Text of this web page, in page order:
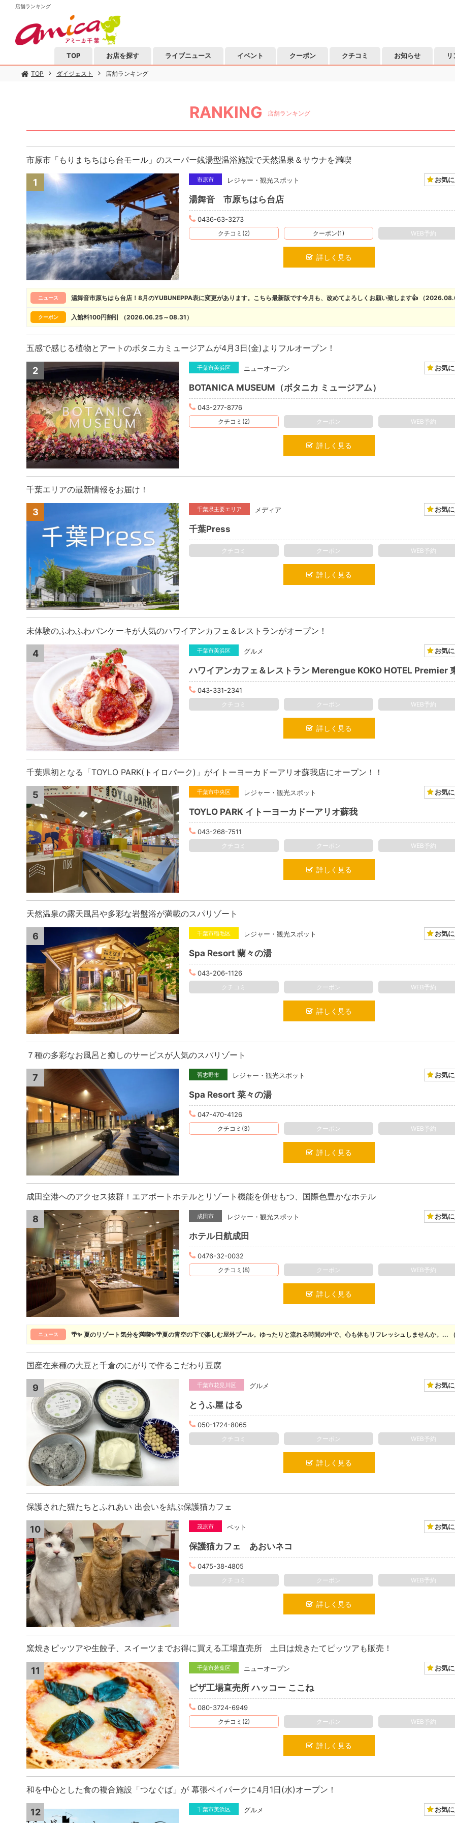
店舗ランキング
TOP お店を探す ライブニュース イベント クーポン クチコミ お知らせ
TOP ダイジェスト 店舗ランキング
RANKING 店舗ランキング
市原市「もりまちちはら台モール」のスーパー銭湯型温浴施設で天然温泉＆サウナを満喫
1 市原市 レジャー・観光スポット お気
湯舞音 市原ちはら台店
0436-63-3273
クチコミ(2) クーポン(1) WEB予約
詳しく見る
ニュース 湯舞音市原ちはら台店！8月のYUBUNEPPA表に変更があります。こちら最新版です今月も、改めてよろしくお願い致します👍 （
クーポン 入館料100円割引 （2026.06.25～08.31）
五感で感じる植物とアートのボタニカミュージアムが4月3日(金)よりフルオープン！
2 千葉市美浜区 ニューオープン お気
BOTANICA MUSEUM（ボタニカ ミュージアム）
043-277-8776
クチコミ(2) クーポン WEB予約
詳しく見る
千葉エリアの最新情報をお届け！
3 千葉県主要エリア メディア お気
千葉Press
クチコミ クーポン WEB予約
詳しく見る
未体験のふわふわパンケーキが人気のハワイアンカフェ＆レストランがオープン！
4 千葉市美浜区 グルメ お気
043-331-2341
クチコミ クーポン WEB予約
詳しく見る
千葉県初となる「TOYLO PARK(トイロパーク)」がイトーヨーカドーアリオ蘇我店にオープン！！
5 千葉市中央区 レジャー・観光スポット お気
TOYLO PARK イトーヨーカドーアリオ蘇我
043-268-7511
クチコミ クーポン WEB予約
詳しく見る
天然温泉の露天風呂や多彩な岩盤浴が満載のスパリゾート
6 千葉市稲毛区 レジャー・観光スポット お気
Spa Resort 蘭々の湯
043-206-1126
クチコミ クーポン WEB予約
詳しく見る
７種の多彩なお風呂と癒しのサービスが人気のスパリゾート
7 習志野市 レジャー・観光スポット お気
Spa Resort 菜々の湯
047-470-4126
クチコミ(3) クーポン WEB予約
詳しく見る
成田空港へのアクセス抜群！エアポートホテルとリゾート機能を併せもつ、国際色豊かなホテル
8 成田市 レジャー・観光スポット お気
ホテル日航成田
0476-32-0032
クチコミ(8) クーポン WEB予約
詳しく見る
ニュース 🌴✨ 夏のリゾート気分を満喫✨🌴夏の青空の下で楽しむ屋外プール。ゆったりと流れる時間の中で、心も体もリフレッシュしませんか。...
国産在来種の大豆と千倉のにがりで作るこだわり豆腐
9 千葉市花見川区 グルメ お気
とうふ屋 はる
050-1724-8065
クチコミ クーポン WEB予約
詳しく見る
保護された猫たちとふれあい 出会いを結ぶ保護猫カフェ
10 茂原市 ペット お気
保護猫カフェ あおいネコ
0475-38-4805
クチコミ クーポン WEB予約
詳しく見る
窯焼きピッツアや生餃子、スイーツまでお得に買える工場直売所 土日は焼きたてピッツアも販売！
11 千葉市若葉区 ニューオープン お気
ピザ工場直売所 ハッコー ここね
080-3724-6949
クチコミ(2) クーポン WEB予約
詳しく見る
和を中心とした食の複合施設「つなぐば」が 幕張ベイパークに4月1日(水)オープン！
12 千葉市美浜区 グルメ お気